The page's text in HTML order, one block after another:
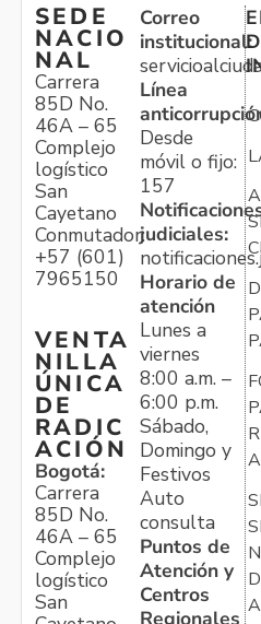
SEDE
NACIO
NAL
Carrera
85D No.
46A – 65
Complejo
logístico
San
Cayetano
Conmutador:
+57 (601)
7965150
VENTA
NILLA
ÚNICA
DE
RADIC
ACIÓN
Bogotá:
Carrera
85D No.
46A – 65
Complejo
logístico
San
Correo
institucional:
Línea
Desde
móvil o fijo:
157
judiciales:
Horario de
atención
Lunes a
viernes
8:00 a.m. –
6:00 p.m.
Sábado,
Domingo y
Festivos
Auto
consulta
Puntos de
Atención y
Centros
Regionales